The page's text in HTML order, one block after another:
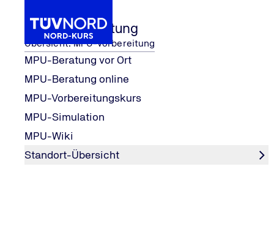
MPU-Vorbereitung
Übersicht: MPU-Vorbereitung
MPU-Beratung vor Ort
MPU-Beratung online
MPU-Vorbereitungskurs
MPU-Simulation
MPU-Wiki
Standort-Übersicht
Home
MPU-Vorbereitung
MPU-Beratung online